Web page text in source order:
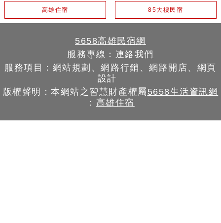
高雄住宿 85大樓民宿
5658高雄民宿網
服務專線： 連絡我們
服務項目：網站規劃、網路行銷、網路開店、網頁
設計
版權聲明：本網站之智慧財產權屬5658生活資訊網
： 高雄住宿